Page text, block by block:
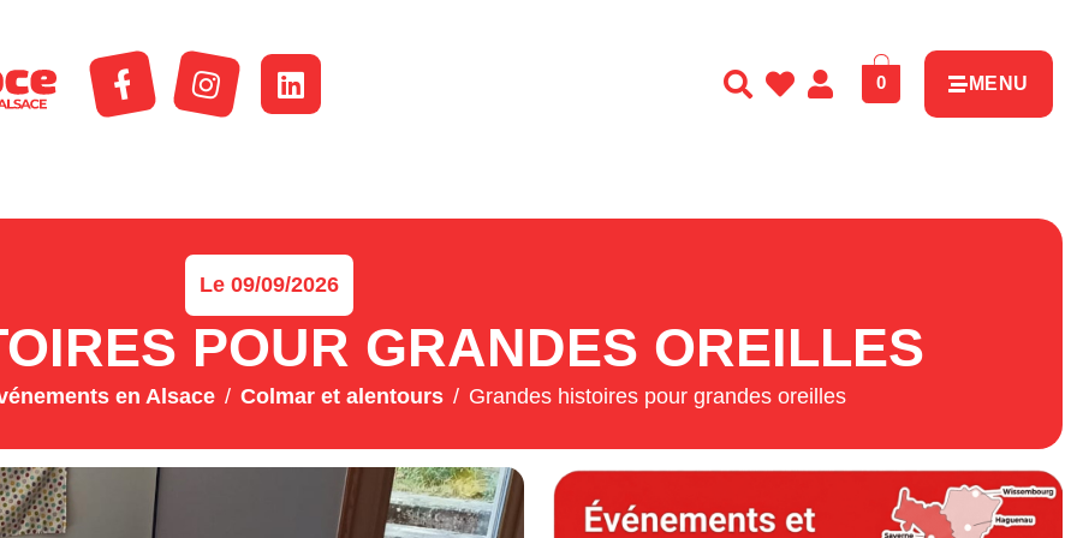
0 MENU
Le 09/09/2026
POUR GRANDES OREILLES
en Alsace Colmar et alentours Grandes histoires pour grandes oreilles